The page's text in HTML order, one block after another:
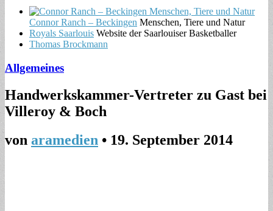
Connor Ranch – Beckingen Menschen, Tiere und Natur
Royals Saarlouis Website der Saarlouiser Basketballer
Thomas Brockmann
Allgemeines
Handwerkskammer-Vertreter zu Gast bei
Villeroy & Boch
von aramedien • 19. September 2014